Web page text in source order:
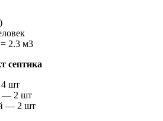
2.3 м3
септика
шт
— 2 шт
— 2 шт